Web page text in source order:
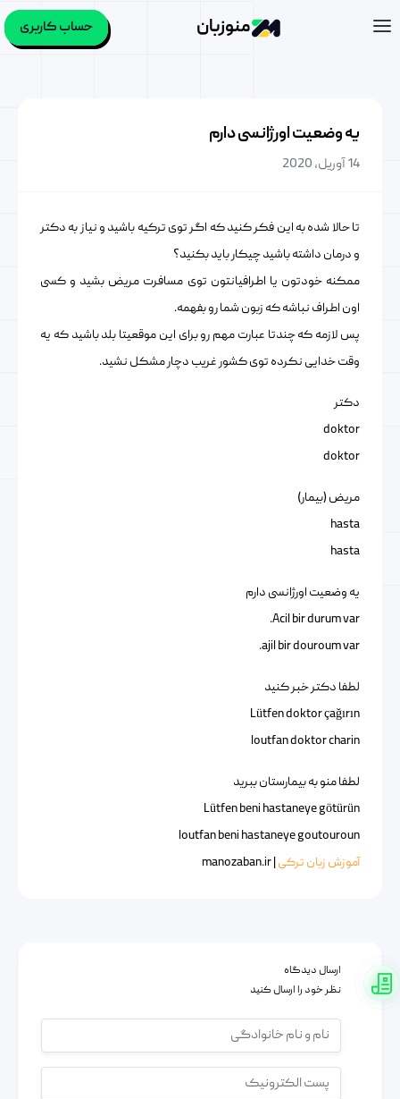
منوزبان حساب کاربری
یه وضعیت اورژانسی دارم
14 آوریل, 2020
تا حالا شده به این فکر کنید که اگر توی ترکیه باشید و نیاز به دکتر
و درمان داشته باشید چیکار باید بکنید؟
ممکنه خودتون یا اطرافیانتون توی مسافرت مریض بشید و کسی
اون اطراف نباشه که زبون شما رو بفهمه.
پس لازمه که چندتا عبارت مهم رو برای این موقعیتا بلد باشید که یه
وقت خدایی نکرده توی کشور غریب دچار مشکل نشید.
دکتر
doktor
doktor
مریض (بیمار)
hasta
hasta
یه وضعیت اورژانسی دارم
Acil bir durum var.
ajil bir douroum var.
لطفا دکتر خبر کنید
Lütfen doktor çağırın
loutfan doktor charin
لطفا منو به بیمارستان ببرید
Lütfen beni hastaneye götürün
loutfan beni hastaneye goutouroun
آموزش زبان ترکی
ارسال دیدگاه
نظر خود را ارسال کنید